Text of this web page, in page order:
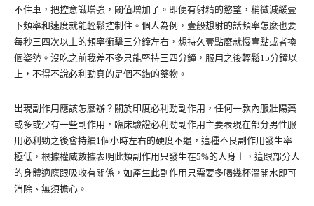
不住車，把控意識增強，閾值增加了。即便有射精的慾望，稍微減緩壹
下頻率和速度就能輕鬆控制住。個人為例，壹般想射的話頻率怎麼也要
每秒三四次以上的頻率衝擊三分鐘左右，想持久壹點麼就慢壹點或者換
個姿勢。沒吃之前我差不多只能堅持三四分鐘，服用之後輕鬆15分鐘以
上，不得不說必利勁真的是個不錯的藥物。
出現副作用應該怎麼辦？關於印度必利勁副作用，任何一款內服壯陽藥
或多或少有一些副作用，臨床驗證必利勁副作用主要表現在部分男性服
用必利勁之後會持續1個小時左右的硬度不退，這種不良副作用發生率
極低，根據權威數據表明此類副作用只發生在5%的人身上，這跟部分人
的身體適應跟吸收有關係，如產生此副作用只需要多喝幾杯溫開水即可
消除、無須擔心。